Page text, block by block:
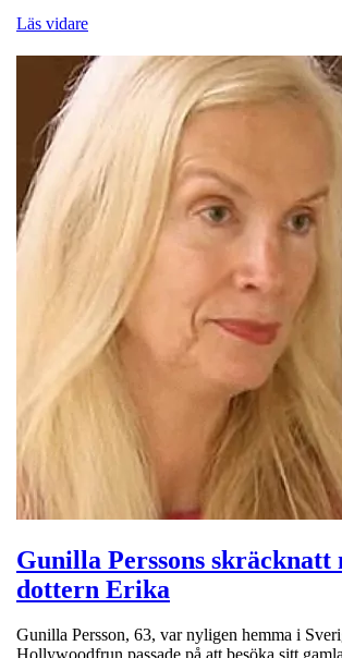
Läs vidare
Gunilla Perssons skräcknatt
dottern Erika
Gunilla Persson, 63, var nyligen hemma i